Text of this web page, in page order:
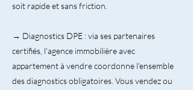
soit rapide et sans friction.
→ Diagnostics DPE : via ses partenaires
certifiés, l'agence immobilière avec
appartement à vendre coordonne l'ensemble
des diagnostics obligatoires. Vous vendez ou